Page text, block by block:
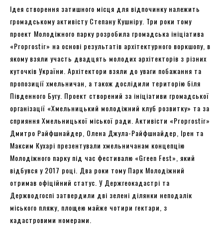
Ідея створення затишного місця для відпочинку належить
громадському активісту Степану Кушніру. Три роки тому
проект Молодіжного парку розробила громадська ініціатива
«Proprostir» на основі результатів архітектурного воркшопу, в
якому взяли участь двадцять молодих архітекторів з різних
куточків України. Архітектори взяли до уваги побажання та
пропозиції хмельничан, а також дослідили територію біля
Південного Бугу. Проект створений за ініціативи громадської
організації «Хмельницький молодіжний клуб розвитку» та за
сприяння Хмельницької міської ради. Активісти «Proprostir»
Дмитро Райфшнайдер, Олена Джула-Райфшнайдер, Ірен та
Максим Кухарі презентували хмельничанам концепцію
Молодіжного парку під час фестивалю «Green Fest», який
відбувся у 2017 році. Два роки тому Парк Молодіжний
отримав офіційний статус. У Держгеокадастрі та
Держводгоспі затвердили дві зелені ділянки неподалік
міського пляжу, площею майже чотири гектари, з
кадастровими номерами.